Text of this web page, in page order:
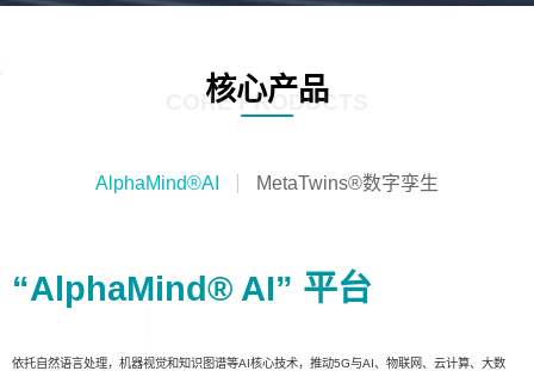
核心产品
CORE PRODUCTS
AlphaMind®AI MetaTwins®数字孪生
“AlphaMind® AI” 平台
依托自然语言处理，机器视觉和知识图谱等AI核心技术，推动5G与AI、物联网、云计算、大数